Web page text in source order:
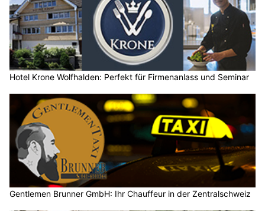
Hotel Krone Wolfhalden: Perfekt für Firmenanlass und Seminar
Gentlemen Brunner GmbH: Ihr Chauffeur in der Zentralschweiz